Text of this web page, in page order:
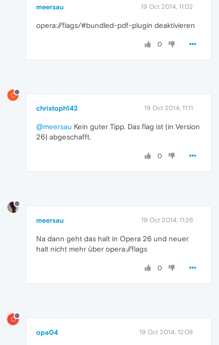
meersau 19 Oct 2014, 11:02
opera://flags/#bundled-pdf-plugin deaktivieren
0
C
christoph142 19 Oct 2014, 11:11
@meersau Kein guter Tipp. Das flag ist (in Version
26) abgeschafft.
0
meersau 19 Oct 2014, 11:26
Na dann geht das halt in Opera 26 und neuer
halt nicht mehr über opera://flags
0
O
opa04 19 Oct 2014, 12:08